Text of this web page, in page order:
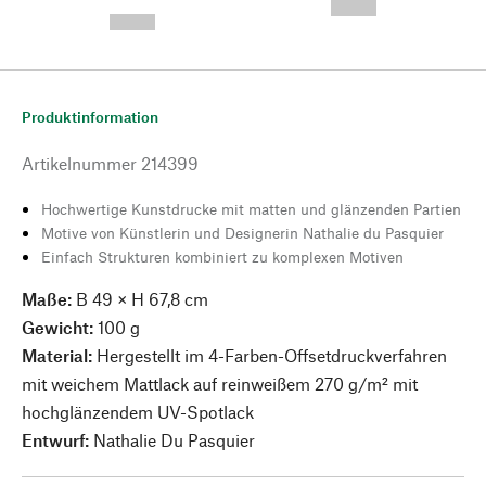
Produktinformation
Artikelnummer 214399
Hochwertige Kunstdrucke mit matten und glänzenden Partien
Motive von Künstlerin und Designerin Nathalie du Pasquier
Einfach Strukturen kombiniert zu komplexen Motiven
Maße: B 49 × H 67,8 cm
Gewicht: 100 g
Material: Hergestellt im 4-Farben-Offsetdruckverfahren
mit weichem Mattlack auf reinweißem 270 g/m² mit
hochglänzendem UV-Spotlack
Entwurf: Nathalie Du Pasquier